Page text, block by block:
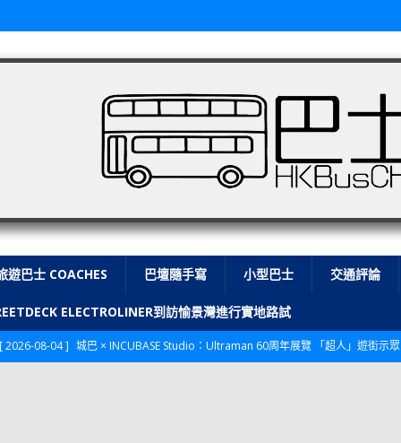
遊巴士 COACHES 巴壇隨手寫 小型巴士 交通評論
ELECTROLINER到訪愉景灣進行實地路試
[ 2026-08-04 ] 城巴 × INCUBASE Studio：Ultraman 60周年展覽 「超人」遊街示眾